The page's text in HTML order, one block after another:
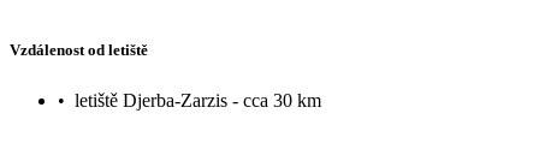
Vzdálenost od letiště
• letiště Djerba-Zarzis - cca 30 km